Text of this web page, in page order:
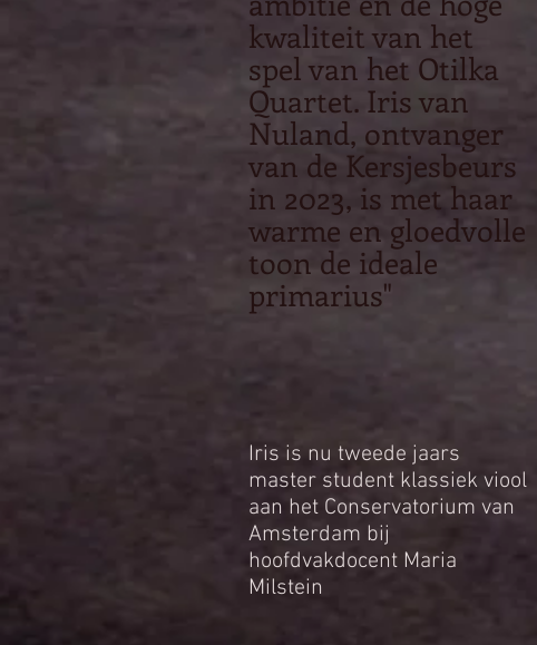
kwaliteit van het
spel van het Otilka
Quartet. Iris van
Nuland, ontvanger
van de Kersjesbeurs
in 2023, is met haar
warme en gloedvolle
toon de ideale
primarius"
Iris is nu tweede jaars
master student klassiek viool
aan het Conservatorium van
Amsterdam bij
hoofdvakdocent Maria
Milstein